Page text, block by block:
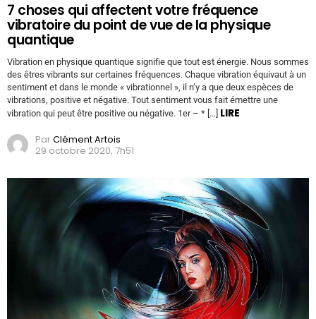
7 choses qui affectent votre fréquence
vibratoire du point de vue de la physique
quantique
Vibration en physique quantique signifie que tout est énergie. Nous sommes
des êtres vibrants sur certaines fréquences. Chaque vibration équivaut à un
sentiment et dans le monde « vibrationnel », il n’y a que deux espèces de
vibrations, positive et négative. Tout sentiment vous fait émettre une
vibration qui peut être positive ou négative. 1er – * […] LIRE
ParClément Artois
29 octobre 2020, 7h51